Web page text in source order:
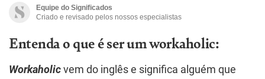
Equipe do Significados
Criado e revisado pelos nossos especialistas
Entenda o que é ser um workaholic:
Workaholic vem do inglês e significa alguém que